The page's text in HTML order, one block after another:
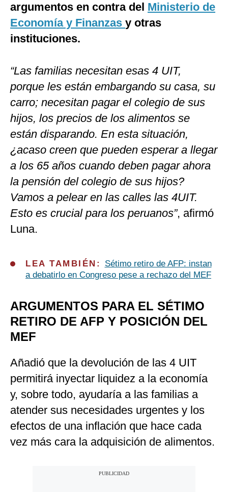
argumentos en contra del Ministerio de
Economía y Finanzas y otras
instituciones.
“Las familias necesitan esas 4 UIT,
porque les están embargando su casa, su
carro; necesitan pagar el colegio de sus
hijos, los precios de los alimentos se
están disparando. En esta situación,
¿acaso creen que pueden esperar a llegar
a los 65 años cuando deben pagar ahora
la pensión del colegio de sus hijos?
Vamos a pelear en las calles las 4UIT.
Esto es crucial para los peruanos”, afirmó
Luna.
LEA TAMBIÉN: Sétimo retiro de AFP: instan
a debatirlo en Congreso pese a rechazo del MEF
ARGUMENTOS PARA EL SÉTIMO
RETIRO DE AFP Y POSICIÓN DEL
MEF
Añadió que la devolución de las 4 UIT
permitirá inyectar liquidez a la economía
y, sobre todo, ayudaría a las familias a
atender sus necesidades urgentes y los
efectos de una inflación que hace cada
vez más cara la adquisición de alimentos.